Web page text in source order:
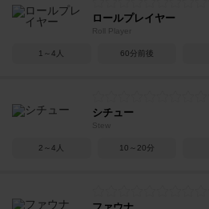
ロールプレイヤー
Roll Player
1～4人 60分前後
シチュー
Stew
2～4人 10～20分